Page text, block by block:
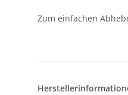
Zum einfachen